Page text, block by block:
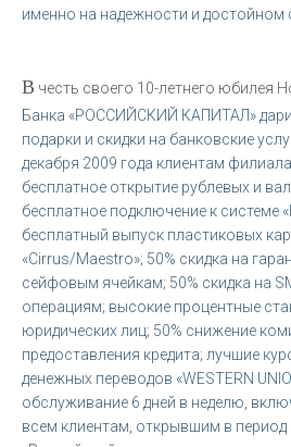
именно на надежности и достойном
В честь своего 10-летнего юбилея
Банка «РОССИЙСКИЙ КАПИТАЛ»
подарки и скидки на банковские
декабря 2009 года клиентам
бесплатное открытие рублевых и
бесплатное подключение к системе
бесплатный выпуск пластиковых
«Cirrus/Maestro»; 50% скидка на
сейфовым ячейкам; 50% скидка на
операциям; высокие процентные
юридических лиц; 50% снижение
предоставления кредита; лучшие
денежных переводов «WESTERN
обслуживание 6 дней в неделю,
всем клиентам, открывшим в период